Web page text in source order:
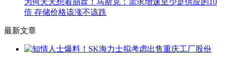
倍 存储价格该涨不该跌
最新文章